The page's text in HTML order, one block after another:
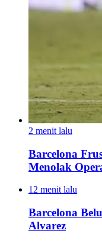
2 menit lalu
Barcelona
Menolak
12 menit lalu
Barcelona
Alvarez